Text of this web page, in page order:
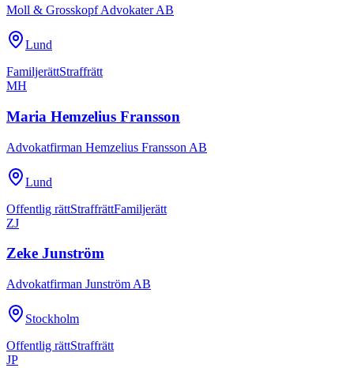
Moll & Grosskopf Advokater AB
Lund
FamiljerättStraffrätt
MH
Maria Hemzelius Fransson
Advokatfirman Hemzelius Fransson AB
Lund
Offentlig rättStraffrättFamiljerätt
ZJ
Zeke Junström
Advokatfirman Junström AB
Stockholm
Offentlig rättStraffrätt
JP